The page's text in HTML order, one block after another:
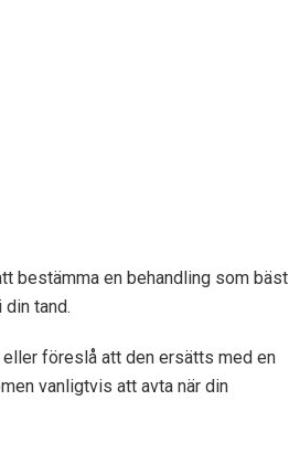
bestämma en behandling som bäst
tand.
föreslå att den ersätts med en
vanligtvis att avta när din